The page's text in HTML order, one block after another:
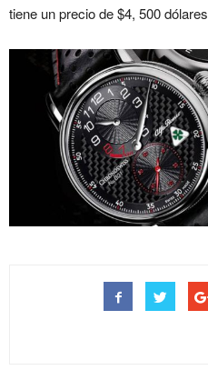
tiene un precio de $4, 500